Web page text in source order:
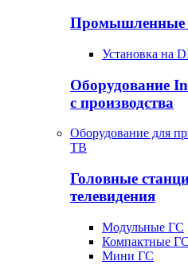
Промышленные
Установка на
Оборудование
с производства
Оборудование для
ТВ
Головные
телевидения
Модульные ГС
Компактные ГС
Мини ГС